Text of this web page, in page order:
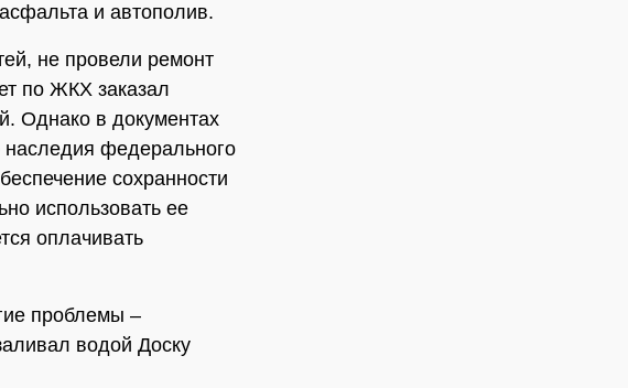
и автополив.
не провели ремонт
по ЖКХ заказал
Однако в документах
наследия федерального
сохранности
использовать ее
оплачивать
проблемы –
водой Доску